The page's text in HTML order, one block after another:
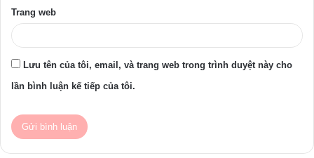
Trang web
Lưu tên của tôi, email, và trang web trong trình duyệt này cho
lần bình luận kế tiếp của tôi.